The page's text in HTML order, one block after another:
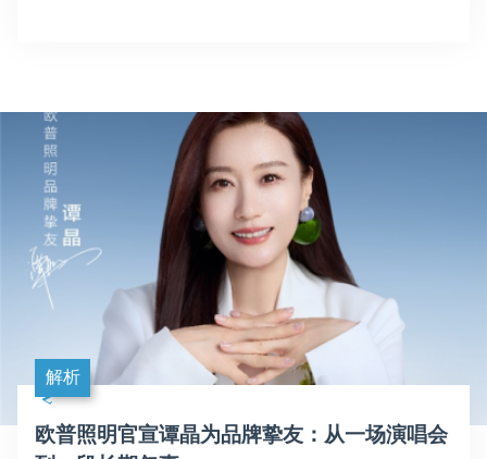
解析
欧普照明官宣谭晶为品牌挚友：从一场演唱会